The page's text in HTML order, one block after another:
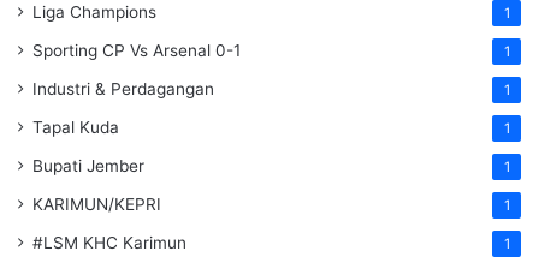
Liga Champions 1
Sporting CP Vs Arsenal 0-1 1
Industri & Perdagangan 1
Tapal Kuda 1
Bupati Jember 1
KARIMUN/KEPRI 1
#LSM KHC Karimun 1